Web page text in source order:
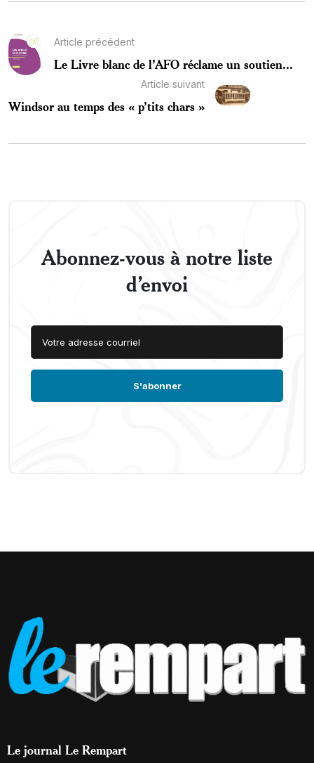
Article précédent
Le Livre blanc de l’AFO réclame un soutien...
Article suivant
Windsor au temps des « p’tits chars »
Abonnez-vous à notre liste
d’envoi
Le journal Le Rempart